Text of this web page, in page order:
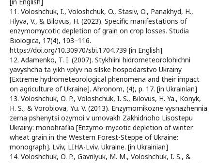
11. Voloshchuk, I., Voloshchuk, O., Stasiv, O., Panakhyd, H.,
Hlyva, V., & Bilovus, H. (2023). Specific manifestations of
enzymomycotic depletion of grain on crop losses. Studia
Biologica, 17(4), 103–116.
https://doi.org/10.30970/sbi.1704.739 [in English]
12. Adamenko, T. I. (2007). Stykhiini hidrometeorolohichni
yavyshcha ta yikh vplyv na silske hospodarstvo Ukrainy
[Extreme hydrometeorological phenomena and their impact
on agriculture of Ukraine]. Ahronom, (4), p. 17. [in Ukrainian]
13. Voloshchuk, O. P., Voloshchuk, I. S., Bilovus, H. Ya., Konyk,
H. S., & Vorobiova, Yu. V. (2013). Enzymomikozne vysnazhennia
zerna pshenytsi ozymoi v umovakh Zakhidnoho Lisostepu
Ukrainy: monohrafiia [Enzymo-mycotic depletion of winter
wheat grain in the Western Forest-Steppe of Ukraine:
monograph]. Lviv, LIHA-Lviv, Ukraine. [in Ukrainian]
14. Voloshchuk, O. P., Gavrilyuk, M. M., Voloshchuk, I. S., &